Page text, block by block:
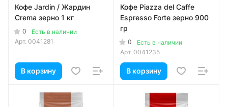
Кофе Jardin / Жардин
Crema зерно 1 кг
0
Есть в наличии
Арт. 0041281
В корзину
Кофе Piazza del Caffe
Espresso Forte зерно 900
гр
0
Есть в наличии
Арт. 0041235
В корзину